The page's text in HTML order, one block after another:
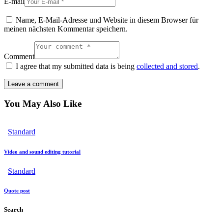
Name, E-Mail-Adresse und Website in diesem Browser für
meinen nächsten Kommentar speichern.
Comment
I agree that my submitted data is being collected and stored.
You May Also Like
Standard
Video and sound editing tutorial
Standard
Quote post
Search